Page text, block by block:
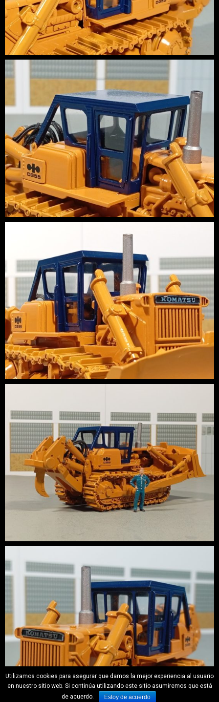
Utilizamos cookies para asegurar que damos la mejor experiencia al usuario
en nuestro sitio web. Si continúa utilizando este sitio asumiremos que está
de acuerdo.
Estoy de acuerdo